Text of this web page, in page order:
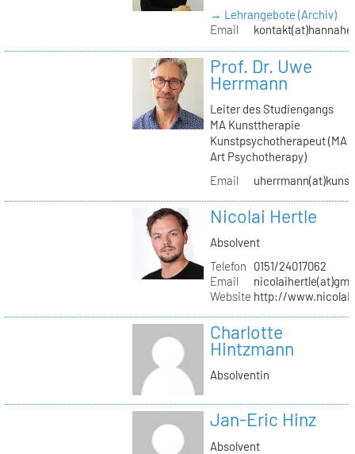
→ Lehrangebote (Archiv)
Email
Prof. Dr. Uwe
Herrmann
Leiter des Studiengangs
MA Kunsttherapie
Kunstpsychotherapeut (MA
Art Psychotherapy)
Email
Nicolai Hertle
Absolvent
Telefon
0151/24017062
Email
Website http://
Charlotte
Hintzmann
Absolventin
Jan-Eric Hinz
Absolvent